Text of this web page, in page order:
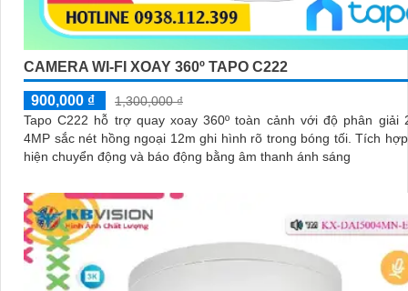
CAMERA WI-FI XOAY 360º TAPO C222
900,000 ₫
1,300,000 ₫
Tapo C222 hỗ trợ quay xoay 360º toàn cảnh với độ phân giải
4MP sắc nét hồng ngoại 12m ghi hình rõ trong bóng tối. Tích hợp AI phát
hiện chuyển động và báo động bằng âm thanh ánh sáng